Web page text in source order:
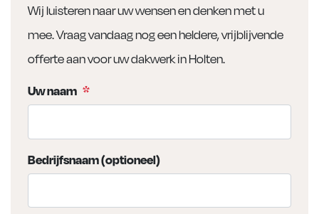
Wij luisteren naar uw wensen en denken met u
mee. Vraag vandaag nog een heldere, vrijblijvende
offerte aan voor uw dakwerk in Holten.
Uw naam *
Bedrijfsnaam (optioneel)